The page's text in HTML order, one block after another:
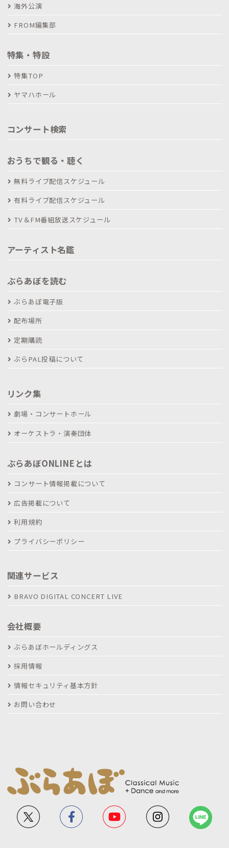
海外公演
FROM編集部
特集・特設
特集TOP
ヤマハホール
コンサート検索
おうちで観る・聴く
無料ライブ配信スケジュール
有料ライブ配信スケジュール
TV＆FM番組放送スケジュール
アーティスト名鑑
ぶらあぼを読む
ぶらあぼ電子版
配布場所
定期購読
ぶらPAL投稿について
リンク集
劇場・コンサートホール
オーケストラ・演奏団体
ぶらあぼONLINEとは
コンサート情報掲載について
広告掲載について
利用規約
プライバシーポリシー
関連サービス
BRAVO DIGITAL CONCERT LIVE
会社概要
ぶらあぼホールディングス
採用情報
情報セキュリティ基本方針
お問い合わせ